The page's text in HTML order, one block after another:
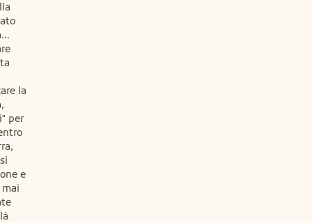
la
per
e